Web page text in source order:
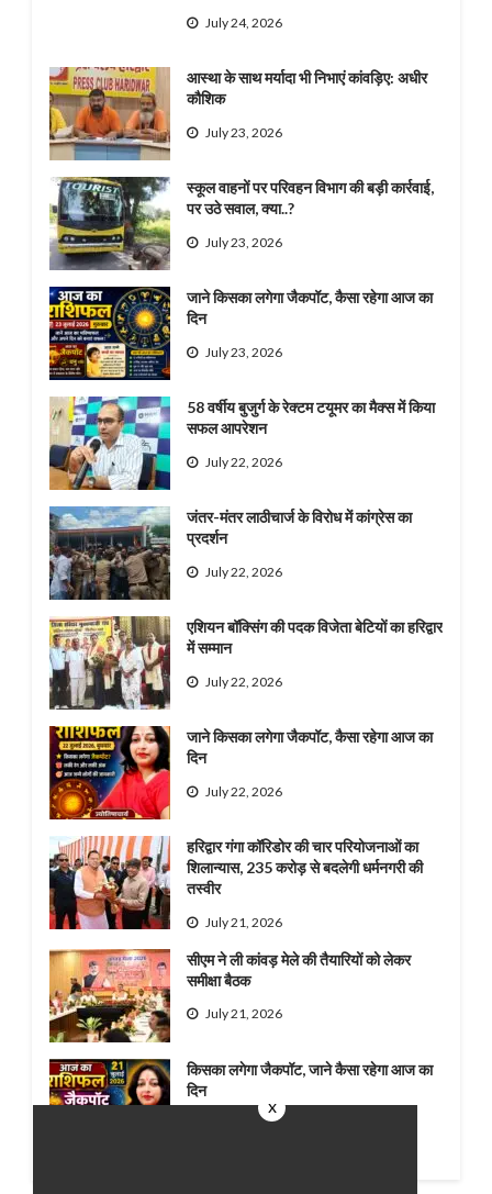
x
July 24, 2026
आस्था के साथ मर्यादा भी निभाएं कांवड़िए: अधीर
कौशिक
July 23, 2026
स्कूल वाहनों पर परिवहन विभाग की बड़ी कार्रवाई,
पर उठे सवाल, क्या..?
July 23, 2026
जाने किसका लगेगा जैकपॉट, कैसा रहेगा आज का
दिन
July 23, 2026
58 वर्षीय बुजुर्ग के रेक्टम टयूमर का मैक्स में किया
सफल आपरेशन
July 22, 2026
जंतर-मंतर लाठीचार्ज के विरोध में कांग्रेस का
प्रदर्शन
July 22, 2026
एशियन बॉक्सिंग की पदक विजेता बेटियों का हरिद्वार
में सम्मान
July 22, 2026
जाने किसका लगेगा जैकपॉट, कैसा रहेगा आज का
दिन
July 22, 2026
हरिद्वार गंगा कॉरिडोर की चार परियोजनाओं का
शिलान्यास, 235 करोड़ से बदलेगी धर्मनगरी की
तस्वीर
July 21, 2026
सीएम ने ली कांवड़ मेले की तैयारियों को लेकर
समीक्षा बैठक
July 21, 2026
किसका लगेगा जैकपॉट, जाने कैसा रहेगा आज का
दिन
July 21, 2026